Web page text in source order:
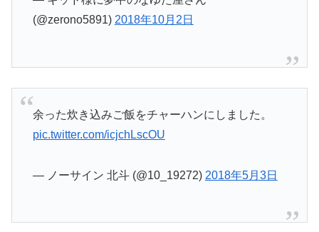
(@zerono5891) 2018年10月2日
余った炊き込みご飯をチャーハンにしました。
pic.twitter.com/icjchLscOU
— ノーサイン 北斗 (@10_19272) 2018年5月3日